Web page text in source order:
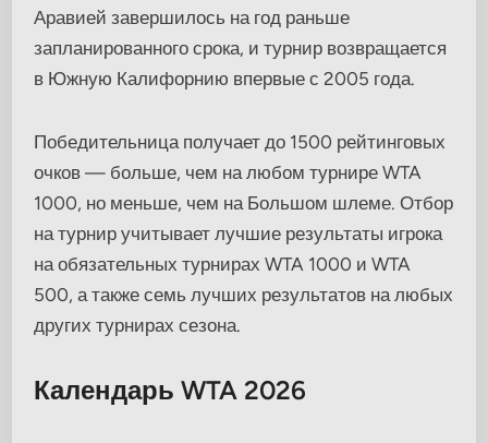
Аравией завершилось на год раньше
запланированного срока, и турнир возвращается
в Южную Калифорнию впервые с 2005 года.
Победительница получает до 1500 рейтинговых
очков — больше, чем на любом турнире WTA
1000, но меньше, чем на Большом шлеме. Отбор
на турнир учитывает лучшие результаты игрока
на обязательных турнирах WTA 1000 и WTA
500, а также семь лучших результатов на любых
других турнирах сезона.
Календарь WTA 2026